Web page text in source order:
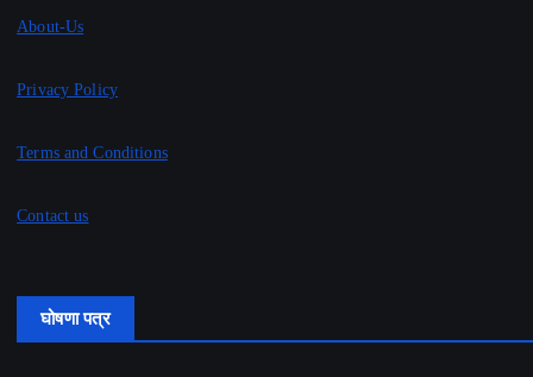
About-Us
Privacy Policy
Terms and Conditions
Contact us
घोषणा पत्र